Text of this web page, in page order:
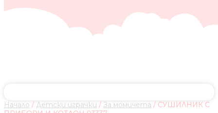
Начало / Детски играчки / За момичета / СУШИЛНИК С